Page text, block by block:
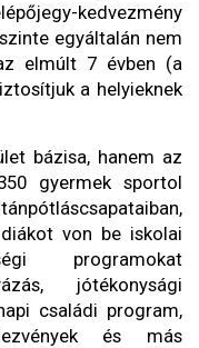
kedvezmény
egyáltalán nem
elmúlt 7 évben (a
a helyieknek
bázisa, hanem az
gyermek sportol
von be iskolai
programokat
jótékonysági
családi program,
és más